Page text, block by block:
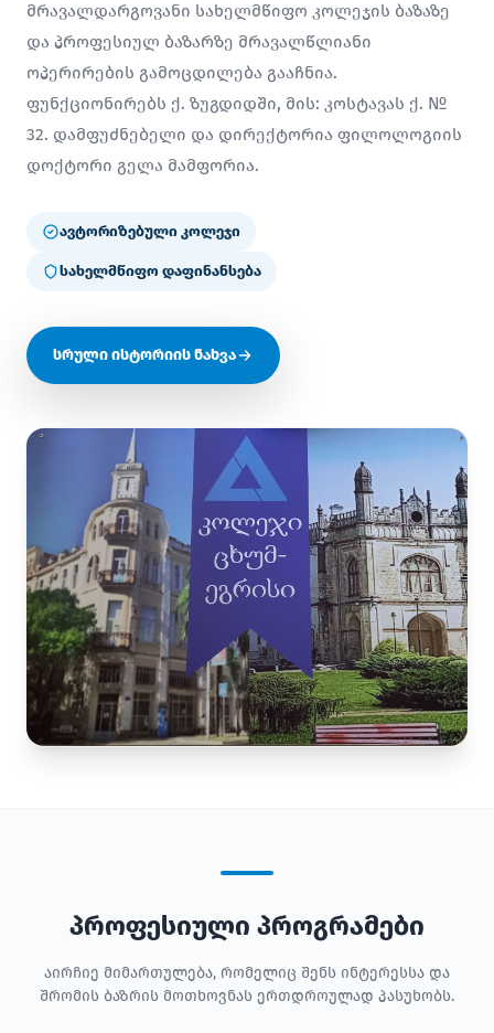
მრავალდარგოვანი სახელმწიფო კოლეჯის ბაზაზე
და პროფესიულ ბაზარზე მრავალწლიანი
ოპერირების გამოცდილება გააჩნია.
ფუნქციონირებს ქ. ზუგდიდში, მის: კოსტავას ქ. №
32. დამფუძნებელი და დირექტორია ფილოლოგიის
დოქტორი გელა მამფორია.
ავტორიზებული კოლეჯი
სახელმწიფო დაფინანსება
სრული ისტორიის ნახვა
პროფესიული პროგრამები
აირჩიე მიმართულება, რომელიც შენს ინტერესსა და
შრომის ბაზრის მოთხოვნას ერთდროულად პასუხობს.